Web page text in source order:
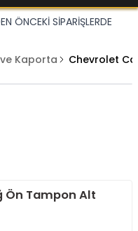
ÖNCEKİ SİPARİŞLERDE
Kaporta Chevrolet
Ön Tampon Alt